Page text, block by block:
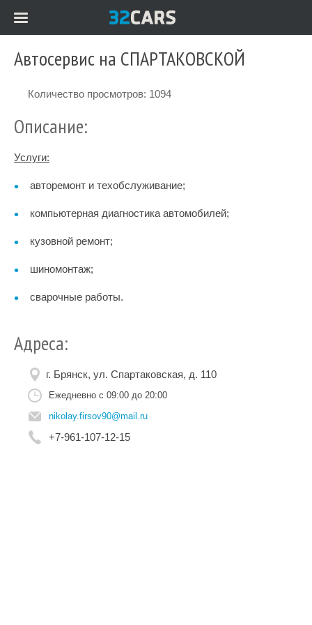
Автосервис на СПАРТАКОВСКОЙ
Количество просмотров: 1094
Описание:
Услуги:
авторемонт и техобслуживание;
компьютерная диагностика автомобилей;
кузовной ремонт;
шиномонтаж;
сварочные работы.
Адреса:
г. Брянск, ул. Спартаковская, д. 110
Ежедневно с 09:00 до 20:00
nikolay.firsov90@mail.ru
+7-961-107-12-15